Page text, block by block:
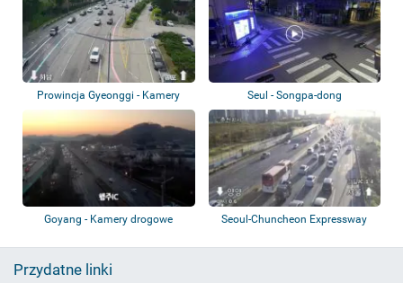
Prowincja Gyeonggi - Kamery
drogowe
Seul - Songpa-dong
Goyang - Kamery drogowe Seoul-Chuncheon Expressway
Przydatne linki